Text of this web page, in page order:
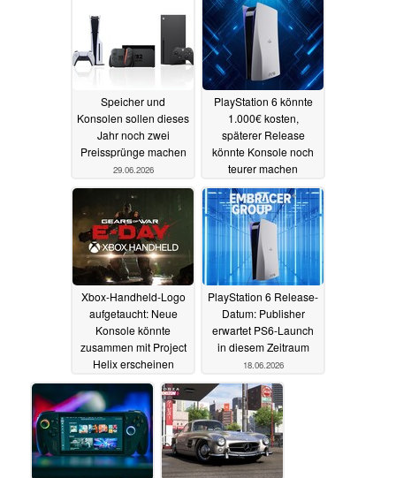
Speicher und
Konsolen sollen dieses
Jahr noch zwei
Preissprünge machen
29.06.2026
PlayStation 6 könnte
1.000€ kosten,
späterer Release
könnte Konsole noch
teurer machen
28.06.2026
Xbox-Handheld-Logo
aufgetaucht: Neue
Konsole könnte
zusammen mit Project
Helix erscheinen
21.06.2026
PlayStation 6 Release-
Datum: Publisher
erwartet PS6-Launch
in diesem Zeitraum
18.06.2026